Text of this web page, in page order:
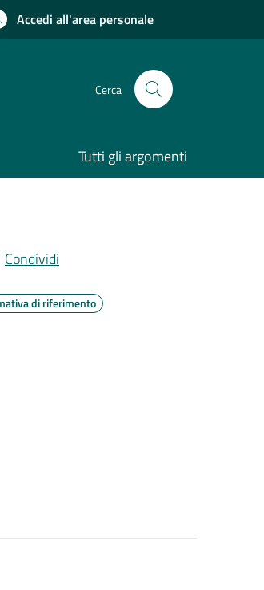
Accedi all'area personale
Cerca
Tutti gli argomenti
Condividi
di riferimento